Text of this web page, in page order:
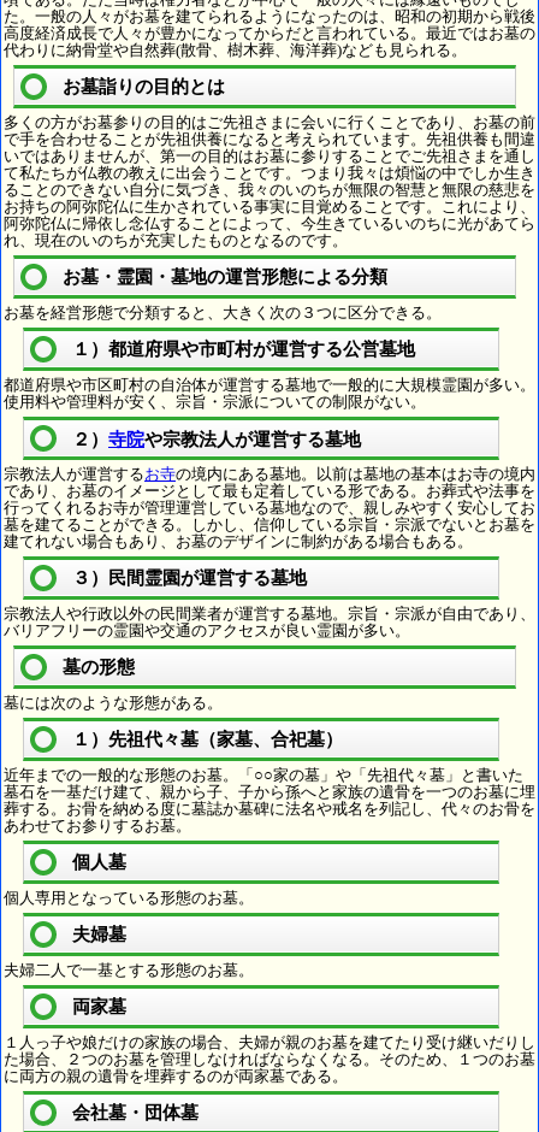
た。一般の人々がお墓を建てられるようになったのは、昭和の初期から戦後
高度経済成長で人々が豊かになってからだと言われている。最近ではお墓の
代わりに納骨堂や自然葬(散骨、樹木葬、海洋葬)なども見られる。
お墓詣りの目的とは
多くの方がお墓参りの目的はご先祖さまに会いに行くことであり、お墓の前
で手を合わせることが先祖供養になると考えられています。先祖供養も間違
いではありませんが、第一の目的はお墓に参りすることでご先祖さまを通し
て私たちが仏教の教えに出会うことです。つまり我々は煩悩の中でしか生き
ることのできない自分に気づき、我々のいのちが無限の智慧と無限の慈悲を
お持ちの阿弥陀仏に生かされている事実に目覚めることです。これにより、
阿弥陀仏に帰依し念仏することによって、今生きているいのちに光があてら
れ、現在のいのちが充実したものとなるのです。
お墓・霊園・墓地の運営形態による分類
お墓を経営形態で分類すると、大きく次の３つに区分できる。
１）都道府県や市町村が運営する公営墓地
都道府県や市区町村の自治体が運営する墓地で一般的に大規模霊園が多い。
使用料や管理料が安く、宗旨・宗派についての制限がない。
２） 寺院や宗教法人が運営する墓地
宗教法人が運営するお寺の境内にある墓地。以前は墓地の基本はお寺の境内
であり、お墓のイメージとして最も定着している形である。お葬式や法事を
行ってくれるお寺が管理運営している墓地なので、親しみやすく安心してお
墓を建てることができる。しかし、信仰している宗旨・宗派でないとお墓を
建てれない場合もあり、お墓のデザインに制約がある場合もある。
３）民間霊園が運営する墓地
宗教法人や行政以外の民間業者が運営する墓地。宗旨・宗派が自由であり、
バリアフリーの霊園や交通のアクセスが良い霊園が多い。
墓の形態
墓には次のような形態がある。
１）先祖代々墓（家墓、合祀墓）
近年までの一般的な形態のお墓。「○○家の墓」や「先祖代々墓」と書いた
墓石を一基だけ建て、親から子、子から孫へと家族の遺骨を一つのお墓に埋
葬する。お骨を納める度に墓誌か墓碑に法名や戒名を列記し、代々のお骨を
あわせてお参りするお墓。
個人墓
個人専用となっている形態のお墓。
夫婦墓
夫婦二人で一基とする形態のお墓。
両家墓
１人っ子や娘だけの家族の場合、夫婦が親のお墓を建てたり受け継いだりし
た場合、２つのお墓を管理しなければならなくなる。そのため、１つのお墓
に両方の親の遺骨を埋葬するのが両家墓である。
会社墓・団体墓